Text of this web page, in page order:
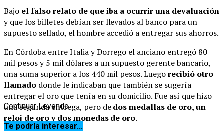
Bajo el falso relato de que iba a ocurrir una devaluación
y que los billetes debían ser llevados al banco para un
supuesto sellado, el hombre accedió a entregar sus ahorros.
En Córdoba entre Italia y Dorrego el anciano entregó 80
mil pesos y 5 mil dólares a un supuesto gerente bancario,
una suma superior a los 440 mil pesos. Luegorecibió otro
llamado donde le indicaban que también se sugería
entregar el oro que tenía en su domicilio. Fue así que hizo
una segunda entrega, pero de dos medallas de oro, un
reloj de oro y dos monedas de oro.
Continuar Leyendo
Te podría interesar...